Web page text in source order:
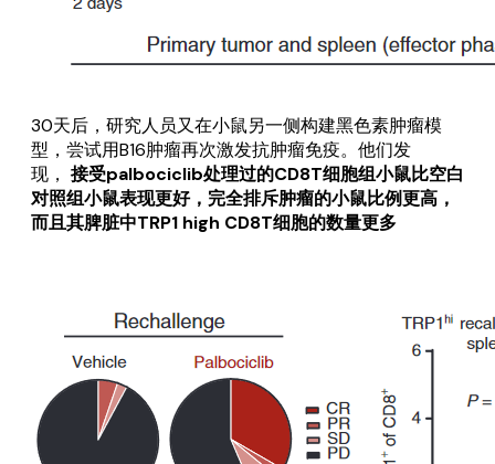
30天后，研究人员又在小鼠另一侧构建黑色素肿瘤模
型，尝试用B16肿瘤再次激发抗肿瘤免疫。他们发
现， 接受palbociclib处理过的CD8T细胞组小鼠比空白
对照组小鼠表现更好，完全排斥肿瘤的小鼠比例更高，
而且其脾脏中TRP1 high CD8T细胞的数量更多